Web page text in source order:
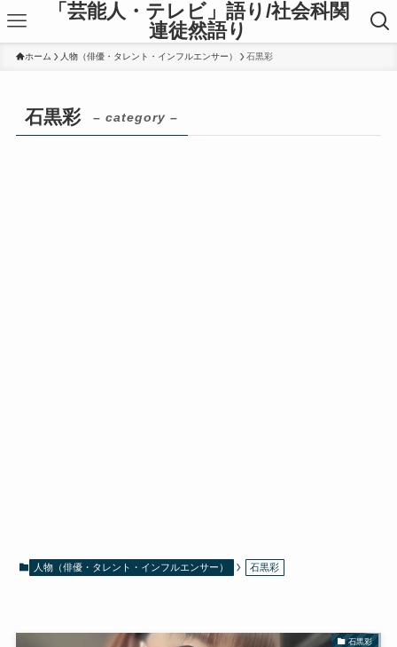
「芸能人・テレビ」語り/社会科関
連徒然語り
ホーム 人物（俳優・タレント・インフルエンサー） 石黒彩
石黒彩 – category –
人物（俳優・タレント・インフルエンサー） 石黒彩
石黒彩